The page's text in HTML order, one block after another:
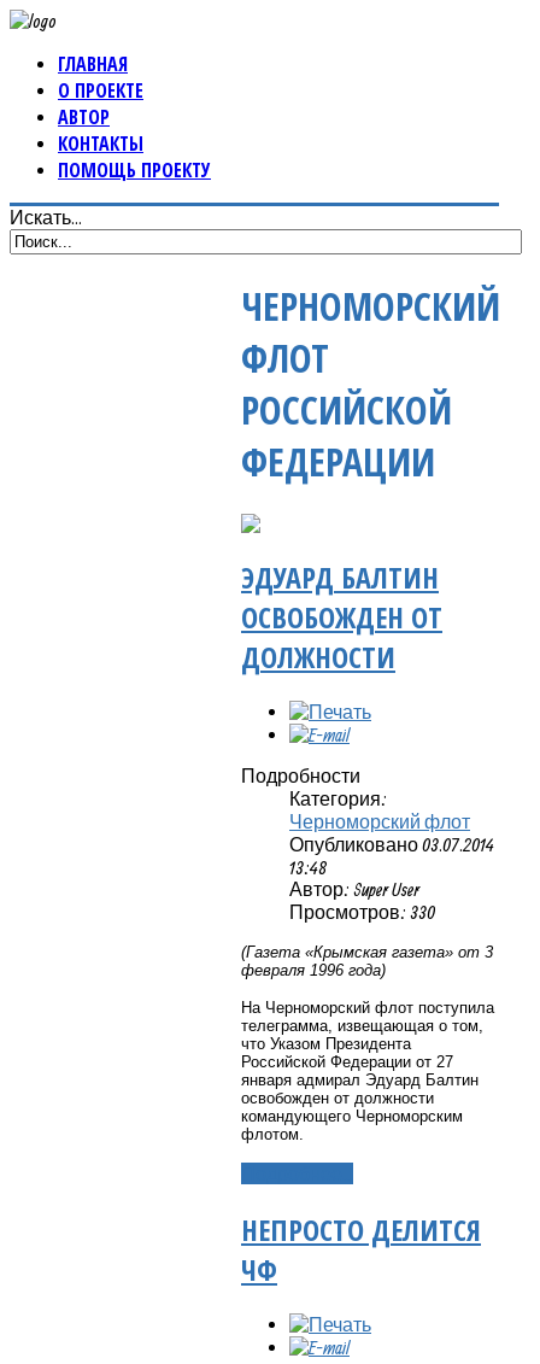
ГЛАВНАЯ
О ПРОЕКТЕ
АВТОР
КОНТАКТЫ
ПОМОЩЬ ПРОЕКТУ
Искать...
ЧЕРНОМОРСКИЙ
ФЛОТ
РОССИЙСКОЙ
ФЕДЕРАЦИИ
ЭДУАРД БАЛТИН
ОСВОБОЖДЕН ОТ
ДОЛЖНОСТИ
Подробности
Категория:
Черноморский флот
Опубликовано 03.07.2014
13:48
Автор: Super User
Просмотров: 330
(Газета «Крымская газета» от 3
февраля 1996 года)
На Черноморский флот поступила
телеграмма, извещающая о том,
что Указом Президента
Российской Федерации от 27
января адмирал Эдуард Балтин
освобожден от должности
командующего Черноморским
флотом.
НЕПРОСТО ДЕЛИТСЯ
ЧФ